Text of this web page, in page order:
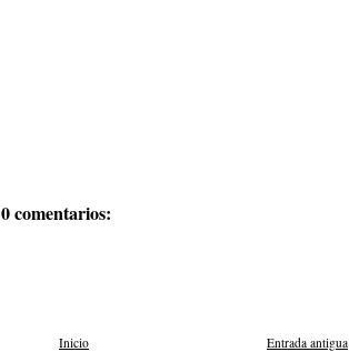
0 comentarios:
Entrada antigua
Inicio